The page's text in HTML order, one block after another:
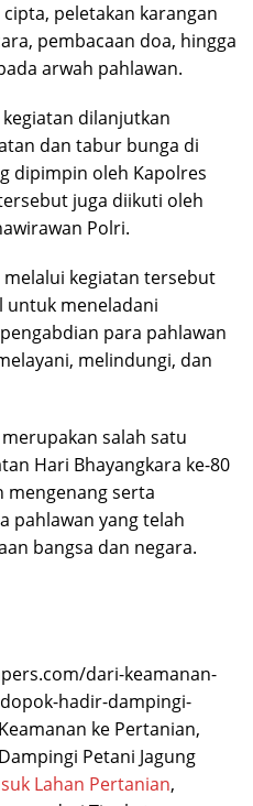
peletakan karangan
pembacaan doa, hingga
arwah pahlawan.
dilanjutkan
dan tabur bunga di
dipimpin oleh Kapolres
juga diikuti oleh
Polri.
kegiatan tersebut
untuk meneladani
para pahlawan
melindungi, dan
salah satu
Hari Bhayangkara ke-80
mengenang serta
pahlawan yang telah
bangsa dan negara.
dari-keamanan-
hadir-dampingi-
ke Pertanian,
Petani Jagung
Lahan Pertanian,